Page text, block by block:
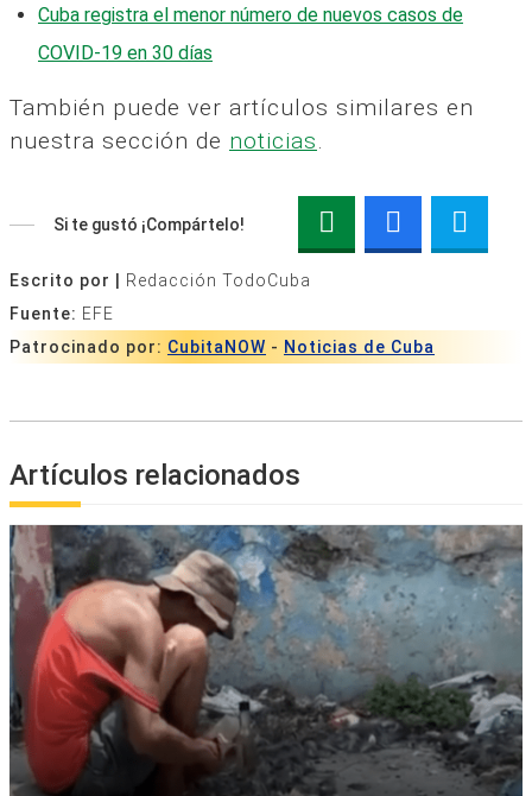
Cuba registra el menor número de nuevos casos de
COVID-19 en 30 días
También puede ver artículos similares en
nuestra sección de noticias.
Si te gustó ¡Compártelo!
Escrito por |
Redacción TodoCuba
Fuente: EFE
Patrocinado por: CubitaNOW - Noticias de Cuba
Artículos relacionados